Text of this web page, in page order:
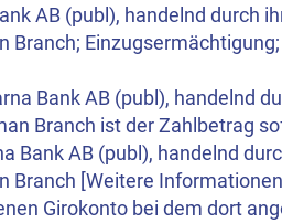
AB (publ), handelnd durch
Branch;
Bank AB (publ), handelnd
Branch ist der Zahlbetrag
Bank AB (publ), handelnd
Branch [Weitere
Girokonto bei dem dort